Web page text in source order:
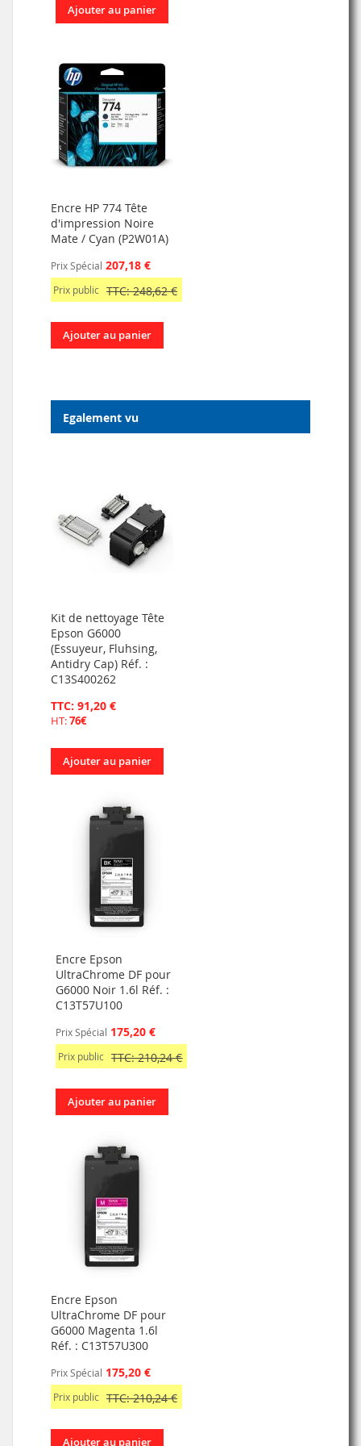
Ajouter au panier
Encre HP 774 Tête
d'impression Noire
Mate / Cyan (P2W01A)
Prix Spécial 207,18 €
Prix public TTC: 248,62 €
Ajouter au panier
Egalement vu
Kit de nettoyage Tête
Epson G6000
(Essuyeur, Fluhsing,
Antidry Cap) Réf. :
C13S400262
TTC: 91,20 €
HT:76€
Ajouter au panier
Encre Epson
UltraChrome DF pour
G6000 Noir 1.6l Réf. :
C13T57U100
Prix Spécial 175,20 €
Prix public TTC: 210,24 €
Ajouter au panier
Encre Epson
UltraChrome DF pour
G6000 Magenta 1.6l
Réf. : C13T57U300
Prix Spécial 175,20 €
Prix public TTC: 210,24 €
Ajouter au panier